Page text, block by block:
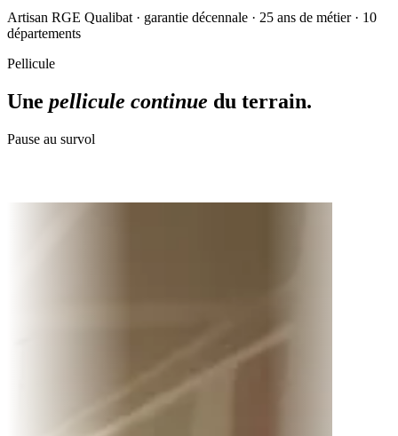
Artisan RGE Qualibat · garantie décennale · 25 ans de métier · 10
départements
Pellicule
Une pellicule continue du terrain.
Pause au survol